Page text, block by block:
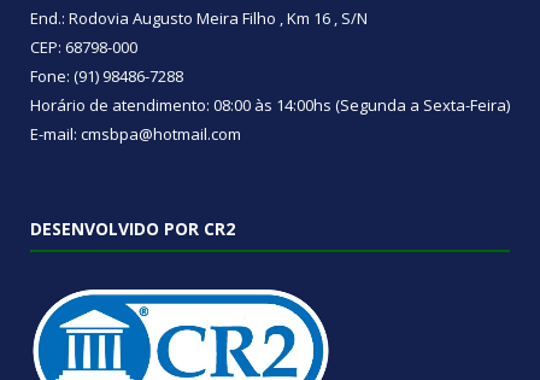
End.: Rodovia Augusto Meira Filho , Km 16 , S/N
CEP: 68798-000
Fone: (91) 98486-7288
Horário de atendimento: 08:00 às 14:00hs (Segunda a Sexta-Feira)
E-mail: cmsbpa@hotmail.com
DESENVOLVIDO POR CR2